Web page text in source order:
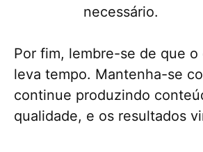
necessário.
Por fim, lembre-se de que o
leva tempo. Mantenha-se
continue produzindo
qualidade, e os resultados